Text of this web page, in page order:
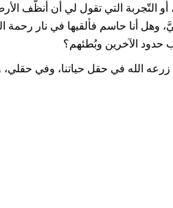
التّجربة التي تقول لي أن أنظّف
وهل أنا حاسم فألقيها في نار
حدود الآخرين وبُطئهم؟
زرعه الله في حقل حياتنا، وفي